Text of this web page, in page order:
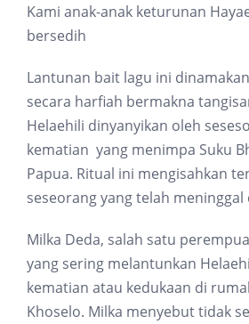
Kami anak-anak keturunan
bersedih
Lantunan bait lagu ini
secara harfiah bermakna
Helaehili dinyanyikan oleh
kematian yang menimpa Suku
Papua. Ritual ini mengisahkan
seseorang yang telah meninggal
Milka Deda, salah satu
yang sering melantunkan
kematian atau kedukaan di
Khoselo. Milka menyebut tidak